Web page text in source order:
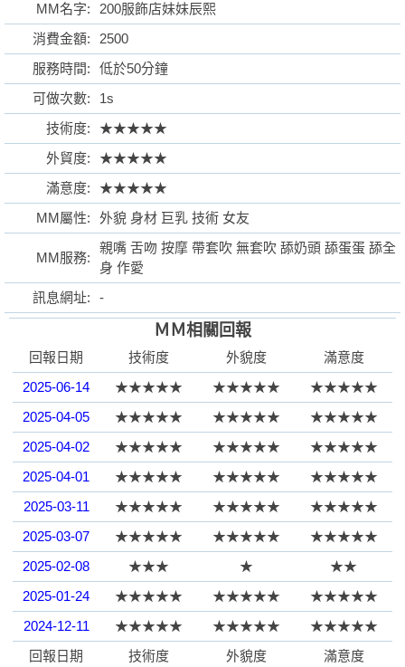
格
MM名字:
200服飾店妹妹辰熙
消費金額:
2500
服務時間:
低於50分鐘
可做次數:
1s
技術度:
★★★★★
外貿度:
★★★★★
滿意度:
★★★★★
MM屬性:
外貌 身材 巨乳 技術 女友
MM服務:
親嘴 舌吻 按摩 帶套吹 無套吹 舔奶頭 舔蛋蛋 舔全
身 作愛
訊息網址:
-
ＭＭ相關回報
回報日期 技術度 外貌度
滿意度
2025-06-14
★★★★★ ★★★★★
★★★★★
2025-04-05
★★★★★ ★★★★★
★★★★★
2025-04-02
★★★★★ ★★★★★
★★★★★
2025-04-01
★★★★★ ★★★★★
★★★★★
2025-03-11
★★★★★ ★★★★★
★★★★★
2025-03-07
★★★★★ ★★★★★
★★★★★
2025-02-08
★★★ ★
★★
2025-01-24
★★★★★ ★★★★★
★★★★★
2024-12-11
★★★★★ ★★★★★
★★★★★
回報日期
技術度 外貌度
滿意度